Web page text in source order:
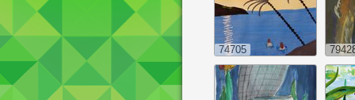
74705